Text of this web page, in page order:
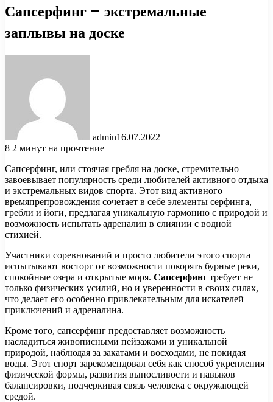
Сапсерфинг – экстремальные
заплывы на доске
admin16.07.2022
8 2 минут на прочтение
Сапсерфинг, или стоячая гребля на доске, стремительно
завоевывает популярность среди любителей активного отдыха
и экстремальных видов спорта. Этот вид активного
времяпрепровождения сочетает в себе элементы серфинга,
гребли и йоги, предлагая уникальную гармонию с природой и
возможность испытать адреналин в слиянии с водной
стихией.
Участники соревнований и просто любители этого спорта
испытывают восторг от возможности покорять бурные реки,
спокойные озера и открытые моря. Сапсерфинг требует не
только физических усилий, но и уверенности в своих силах,
что делает его особенно привлекательным для искателей
приключений и адреналина.
Кроме того, сапсерфинг предоставляет возможность
насладиться живописными пейзажами и уникальной
природой, наблюдая за закатами и восходами, не покидая
воды. Этот спорт зарекомендовал себя как способ укрепления
физической формы, развития выносливости и навыков
балансировки, подчеркивая связь человека с окружающей
средой.